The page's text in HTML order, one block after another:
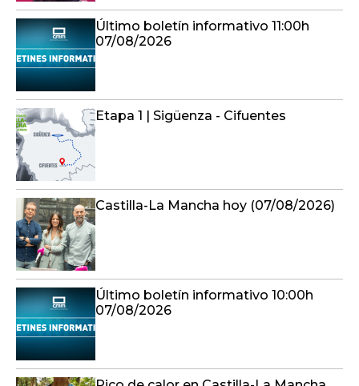
Etapa 1 | Sigüenza - Cifuentes
Castilla-La Mancha hoy (07/08/2026)
Último boletín informativo 10:00h
Pico de calor en Castilla-La Mancha
con avisos también por tormentas